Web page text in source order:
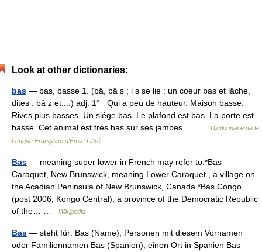
Look at other dictionaries:
bas — bas, basse 1. (bâ, bâ s ; l s se lie : un coeur bas et lâche,
dites : bâ z et....) adj. 1° Qui a peu de hauteur. Maison basse.
Rives plus basses. Un siége bas. Le plafond est bas. La porte est
basse. Cet animal est très bas sur ses jambes.… …
Dictionnaire de la
Langue Française d'Émile Littré
Bas — meaning super lower in French may refer to:*Bas
Caraquet, New Brunswick, meaning Lower Caraquet , a village on
the Acadian Peninsula of New Brunswick, Canada *Bas Congo
(post 2006, Kongo Central), a province of the Democratic Republic
of the… …
Wikipedia
Bas — steht für: Bas (Name), Personen mit diesem Vornamen
oder Familiennamen Bas (Spanien), einen Ort in Spanien Bas